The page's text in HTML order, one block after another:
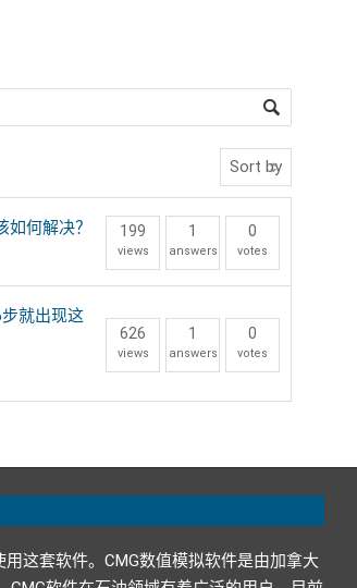
何解决？ 199
views
1
answers
0
votes
就出现这
626
views
1
answers
0
votes
这套软件。CMG数值模拟软件是由加拿大